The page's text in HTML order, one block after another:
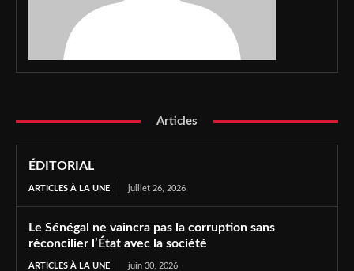
Articles
ÉDITORIAL
ARTICLES À LA UNE juillet 26, 2026
Le Sénégal ne vaincra pas la corruption sans
réconcilier l’État avec la société
ARTICLES À LA UNE juin 30, 2026